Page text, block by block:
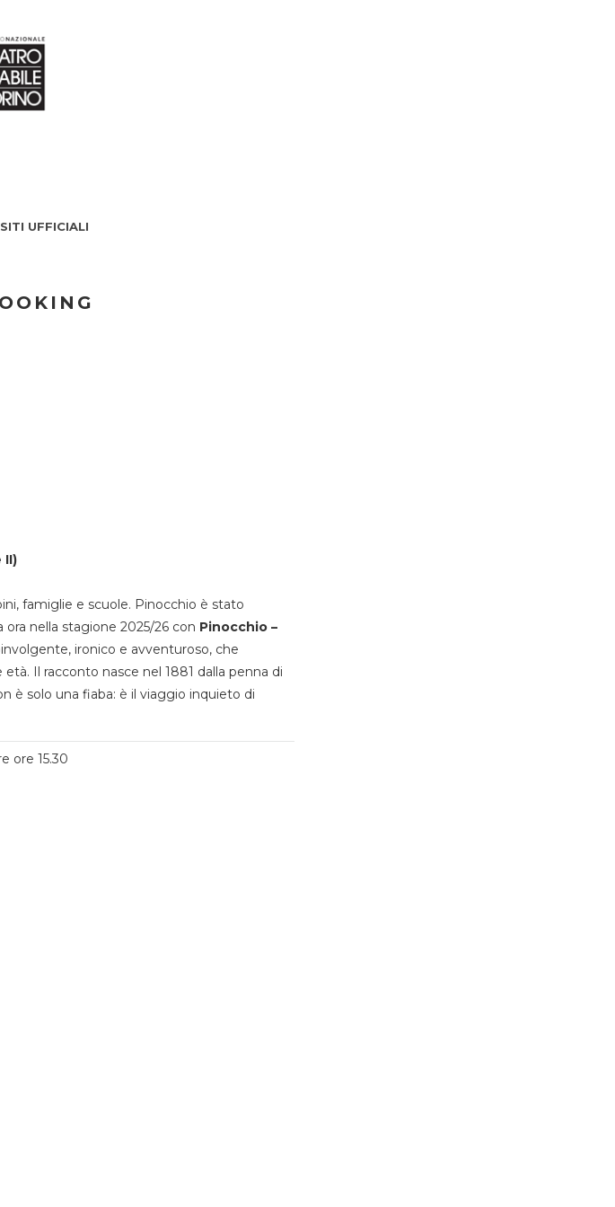
SITI UFFICIALI
II)
famiglie e scuole. Pinocchio è stato
nella stagione 2025/26 con Pinocchio –
ironico e avventuroso, che
Il racconto nasce nel 1881 dalla penna di
è solo una fiaba: è il viaggio inquieto di
ore 15.30